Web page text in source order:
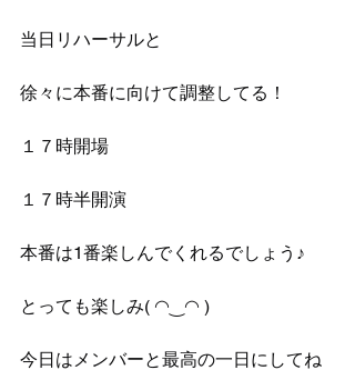
当日リハーサルと
徐々に本番に向けて調整してる！
１７時開場
１７時半開演
本番は1番楽しんでくれるでしょう♪
とっても楽しみ( ◠‿◠ )
今日はメンバーと最高の一日にしてね